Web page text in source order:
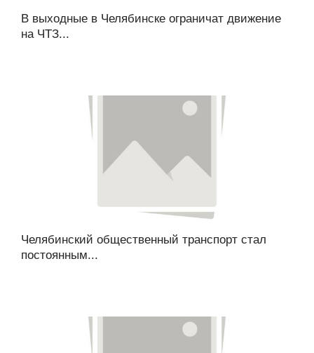
В выходные в Челябинске ограничат движение
на ЧТЗ...
Челябинский общественный транспорт стал
постоянным...